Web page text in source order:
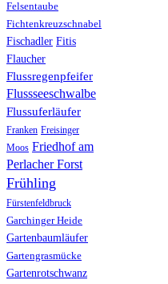
Felsentaube
Fichtenkreuzschnabel
Fischadler Fitis
Flaucher
Flussregenpfeifer
Flussseeschwalbe
Flussuferläufer
Franken Freisinger
Moos Friedhof am
Perlacher Forst
Frühling
Fürstenfeldbruck
Garchinger Heide
Gartenbaumläufer
Gartengrasmücke
Gartenrotschwanz